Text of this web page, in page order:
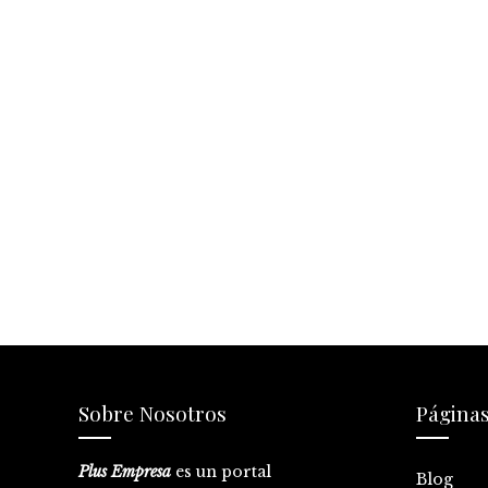
Sobre Nosotros
Plus Empresa es un portal Blog